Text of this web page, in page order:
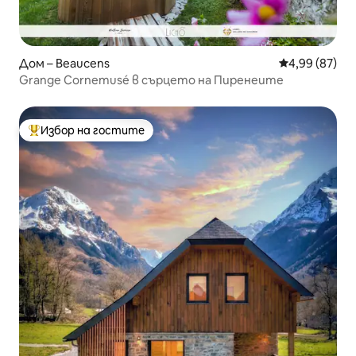
Дом – Beaucens Средна
4,99 (87)
Grange Cornemusé в сърцето на Пиренеите
Най-популярен избор на гостите
Избор на гостите